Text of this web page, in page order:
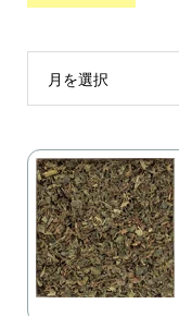
月を選択